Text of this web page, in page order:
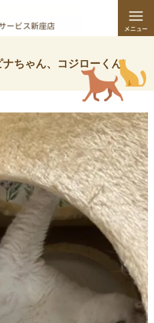
ちゃん、コジローくん